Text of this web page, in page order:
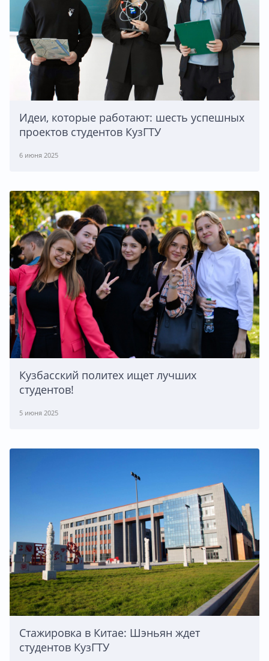
Идеи, которые работают: шесть успешных
проектов студентов КузГТУ
6 июня 2025
Кузбасский политех ищет лучших
студентов!
5 июня 2025
Стажировка в Китае: Шэньян ждет
студентов КузГТУ